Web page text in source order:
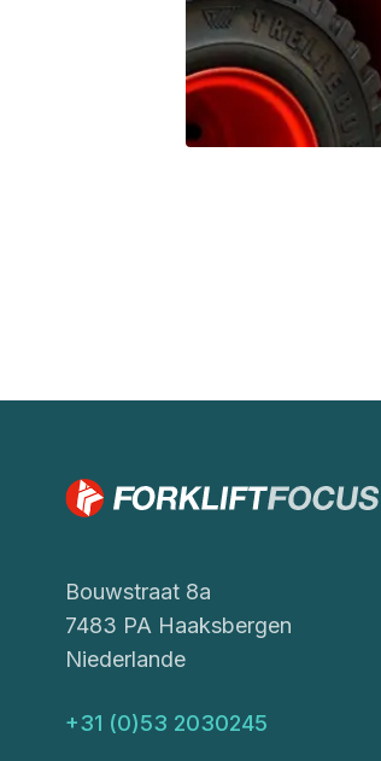
Bouwstraat 8a
7483 PA Haaksbergen
Niederlande
+31 (0)53 2030245